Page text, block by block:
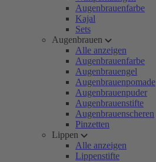
Augenbrauenfarbe
Kajal
Sets
Augenbrauen
Alle anzeigen
Augenbrauenfarbe
Augenbrauengel
Augenbrauenpomade
Augenbrauenpuder
Augenbrauenstifte
Augenbrauenscheren
Pinzetten
Lippen
Alle anzeigen
Lippenstifte